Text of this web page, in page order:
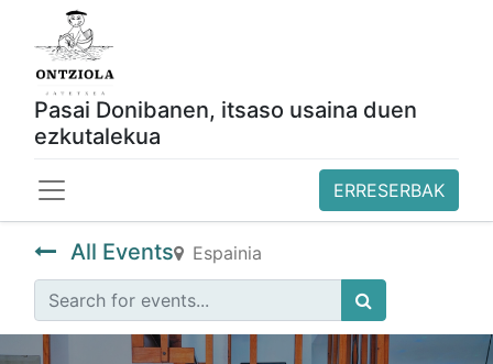
Pasai Donibanen, itsaso usaina duen
ezkutalekua
ERRESERBAK
All Events Espainia